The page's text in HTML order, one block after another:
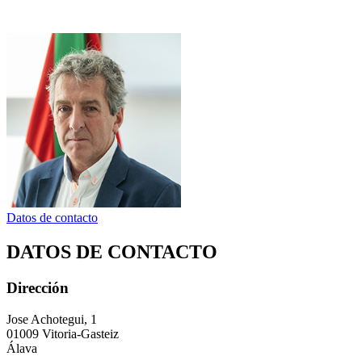
Datos de contacto
DATOS DE CONTACTO
Dirección
Jose Achotegui, 1
01009 Vitoria-Gasteiz
Álava